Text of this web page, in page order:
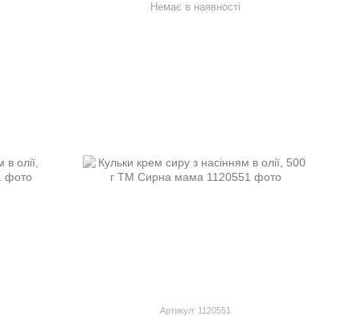
Немає в наявності
Артикул: 1120551